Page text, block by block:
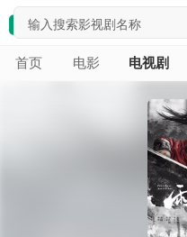
首页 电影 电视剧